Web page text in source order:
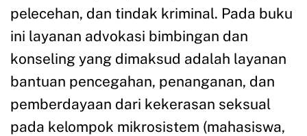
pelecehan, dan tindak kriminal. Pada buku
ini layanan advokasi bimbingan dan
konseling yang dimaksud adalah layanan
bantuan pencegahan, penanganan, dan
pemberdayaan dari kekerasan seksual
pada kelompok mikrosistem (mahasiswa,